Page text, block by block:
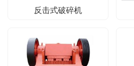
反击式破碎机